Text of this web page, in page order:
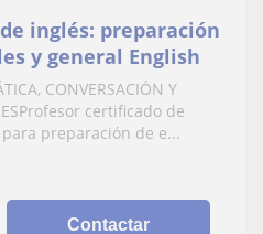
inglés: preparación
y general English
CONVERSACIÓN Y
certificado de
preparación de e...
Contactar